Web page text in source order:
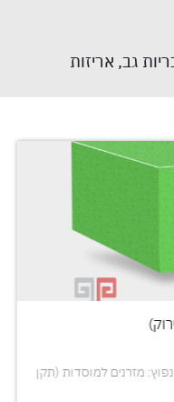
גב, אריזות
נפוץ: מזרנים למוסדות (תקן